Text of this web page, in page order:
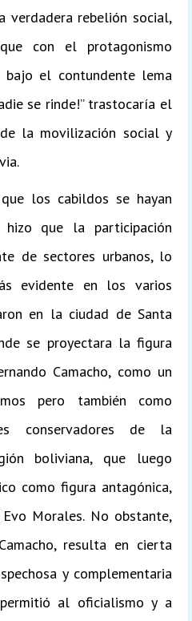
verdadera rebelión social,
con el protagonismo
bajo el contundente lema
se rinde!” trastocaría el
la movilización social y
los cabildos se hayan
hizo que la participación
de sectores urbanos, lo
evidente en los varios
en la ciudad de Santa
se proyectara la figura
Camacho, como un
pero también como
conservadores de la
boliviana, que luego
como figura antagónica,
Morales. No obstante,
resulta en cierta
y complementaria
al oficialismo y a